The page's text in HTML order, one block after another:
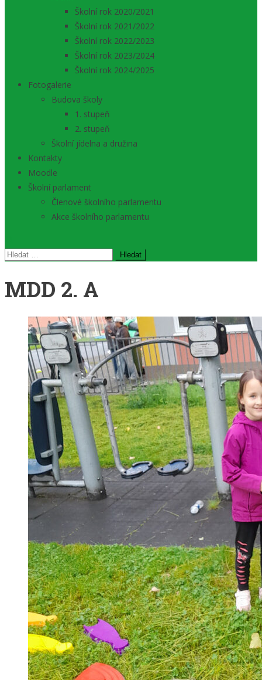
Školní rok 2020/2021
Školní rok 2021/2022
Školní rok 2022/2023
Školní rok 2023/2024
Školní rok 2024/2025
Fotogalerie
Budova školy
1. stupeň
2. stupeň
Školní jídelna a družina
Kontakty
Moodle
Školní parlament
Členové školního parlamentu
Akce školního parlamentu
Vyhledávání
MDD 2. A